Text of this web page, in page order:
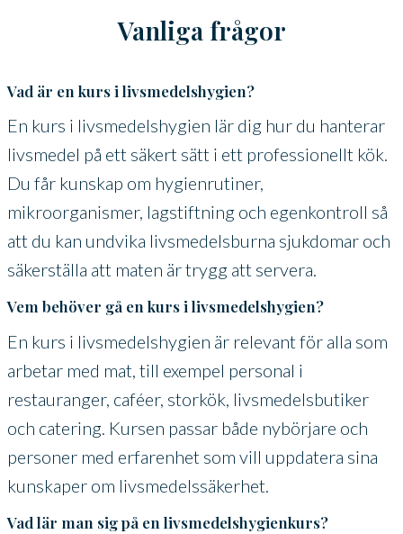
Vanliga frågor
Vad är en kurs i livsmedelshygien?
En kurs i livsmedelshygien lär dig hur du hanterar
livsmedel på ett säkert sätt i ett professionellt kök.
Du får kunskap om hygienrutiner,
mikroorganismer, lagstiftning och egenkontroll så
att du kan undvika livsmedelsburna sjukdomar och
säkerställa att maten är trygg att servera.
Vem behöver gå en kurs i livsmedelshygien?
En kurs i livsmedelshygien är relevant för alla som
arbetar med mat, till exempel personal i
restauranger, caféer, storkök, livsmedelsbutiker
och catering. Kursen passar både nybörjare och
personer med erfarenhet som vill uppdatera sina
kunskaper om livsmedelssäkerhet.
Vad lär man sig på en livsmedelshygienkurs?